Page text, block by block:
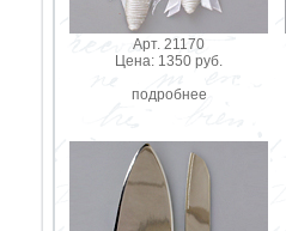
Арт. 21170
Цена: 1350 руб.
подробнее